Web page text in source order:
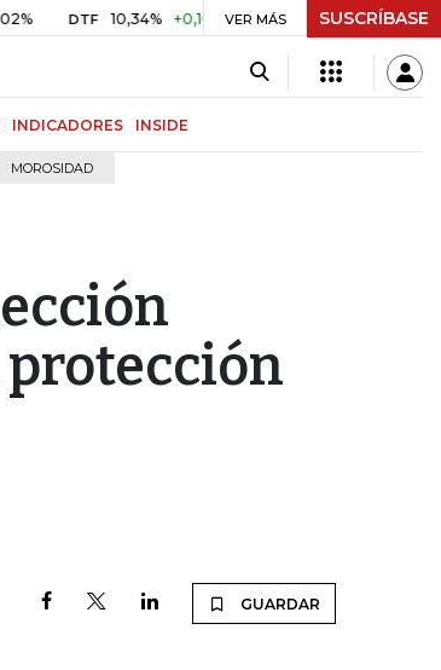
DTF 10,34% +0,10% +0,98% UVR $ 416,86 +$ 0,05
VER MÁS SUSCRÍBASE
INDICADORES INSIDE
MOROSIDAD
protección
GUARDAR